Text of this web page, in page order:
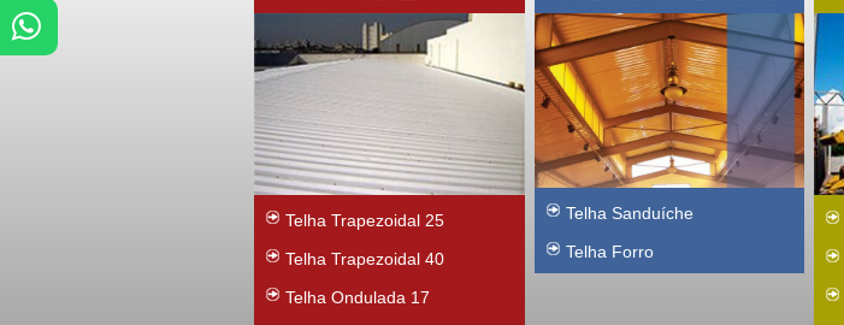
Telha Trapezoidal 25
Telha Trapezoidal 40
Telha Ondulada 17
Telha Sanduíche
Telha Forro